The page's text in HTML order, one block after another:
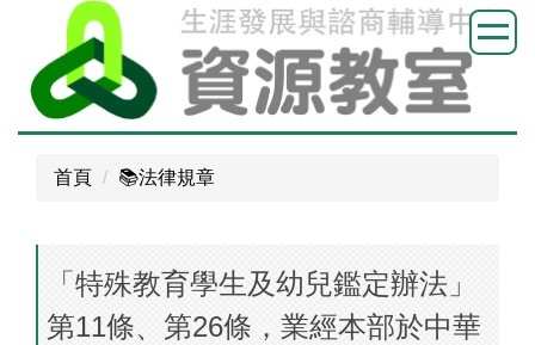
內
首頁 📚️法律規章
「特殊教育學生及幼兒鑑定辦法」
第11條、第26條，業經本部於中華